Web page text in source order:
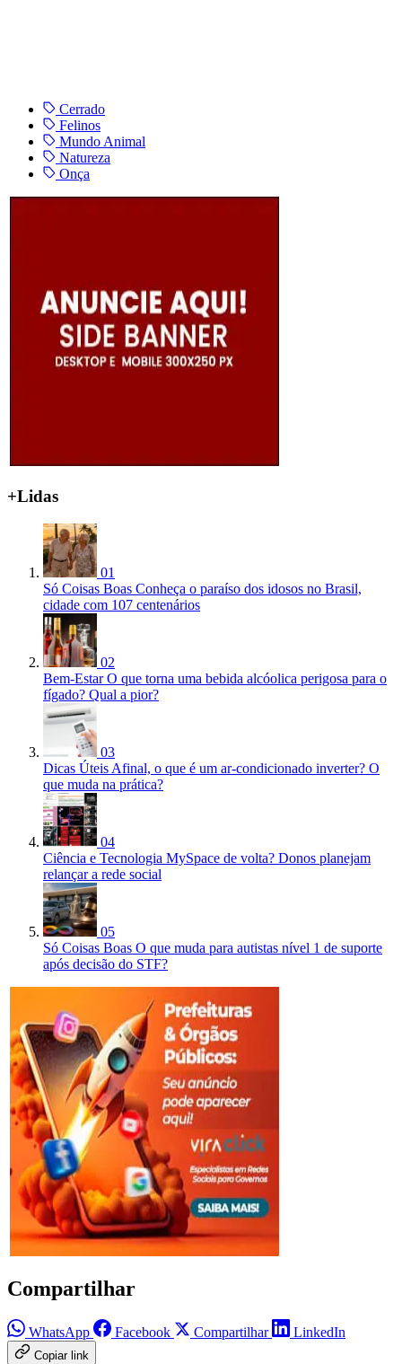
Cerrado
Felinos
Mundo Animal
Natureza
Onça
+Lidas
01
Só Coisas Boas Conheça o paraíso dos idosos no Brasil,
cidade com 107 centenários
02
Bem-Estar O que torna uma bebida alcóolica perigosa para o
fígado? Qual a pior?
03
Dicas Úteis Afinal, o que é um ar-condicionado inverter? O
que muda na prática?
04
Ciência e Tecnologia MySpace de volta? Donos planejam
relançar a rede social
05
Só Coisas Boas O que muda para autistas nível 1 de suporte
após decisão do STF?
Compartilhar
WhatsApp Facebook Compartilhar LinkedIn
Copiar link